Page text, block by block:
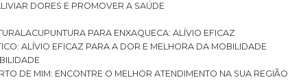
DORES E PROMOVER A SAÚDE
ACUPUNTURA PARA ENXAQUECA: ALÍVIO EFICAZ
ALÍVIO EFICAZ PARA A DOR E MELHORA DA MOBILIDADE
DE MIM: ENCONTRE O MELHOR ATENDIMENTO NA SUA REGIÃO